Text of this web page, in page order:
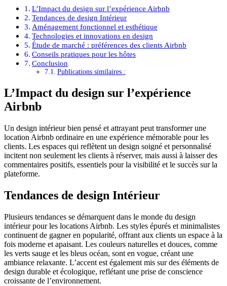
L’Impact du design sur l’expérience Airbnb
Tendances de design Intérieur
Aménagement fonctionnel et esthétique
Technologies et innovations en design
Étude de marché : préférences des clients Airbnb
Conseils pratiques pour les hôtes
Conclusion
Publications similaires :
L’Impact du design sur l’expérience
Airbnb
Un design intérieur bien pensé et attrayant peut transformer une
location Airbnb ordinaire en une expérience mémorable pour les
clients. Les espaces qui reflètent un design soigné et personnalisé
incitent non seulement les clients à réserver, mais aussi à laisser des
commentaires positifs, essentiels pour la visibilité et le succès sur la
plateforme.
Tendances de design Intérieur
Plusieurs tendances se démarquent dans le monde du design
intérieur pour les locations Airbnb. Les styles épurés et minimalistes
continuent de gagner en popularité, offrant aux clients un espace à la
fois moderne et apaisant. Les couleurs naturelles et douces, comme
les verts sauge et les bleus océan, sont en vogue, créant une
ambiance relaxante. L’accent est également mis sur des éléments de
design durable et écologique, reflétant une prise de conscience
croissante de l’environnement.